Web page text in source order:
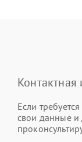
Если
свои данные и